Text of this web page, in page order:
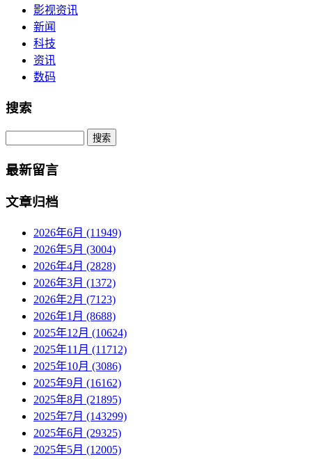
影视资讯
新闻
科技
资讯
数码
搜索
Search
最新留言
文章归档
2026年6月 (11949)
2026年5月 (3004)
2026年4月 (2828)
2026年3月 (1372)
2026年2月 (7123)
2026年1月 (8688)
2025年12月 (10624)
2025年11月 (11712)
2025年10月 (3086)
2025年9月 (16162)
2025年8月 (21895)
2025年7月 (143299)
2025年6月 (29325)
2025年5月 (12005)